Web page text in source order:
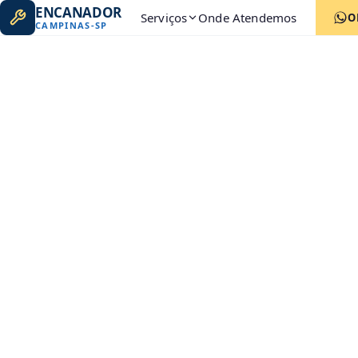
ENCANADOR
CAMPINAS-SP Serviços Onde Atendemos